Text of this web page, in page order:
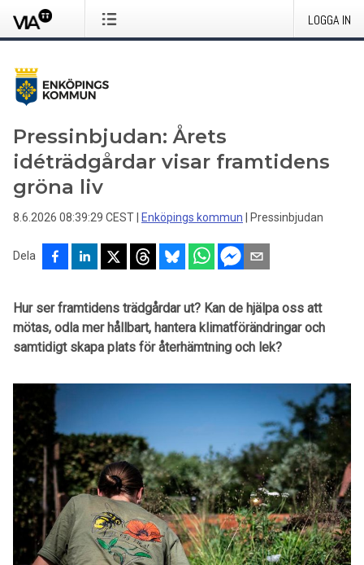
LOGGA IN
Pressinbjudan: Årets
idéträdgårdar visar framtidens
gröna liv
8.6.2026 08:39:29 CEST Enköpings kommun Pressinbjudan
Dela
Hur ser framtidens trädgårdar ut? Kan de hjälpa oss att
mötas, odla mer hållbart, hantera klimatförändringar och
samtidigt skapa plats för återhämtning och lek?